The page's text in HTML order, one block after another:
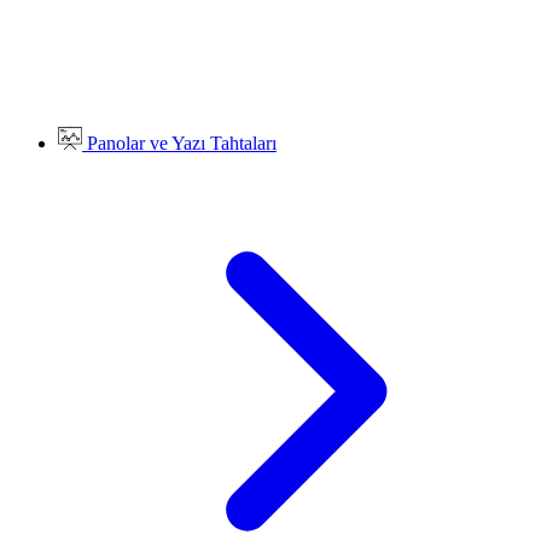
Panolar ve Yazı Tahtaları